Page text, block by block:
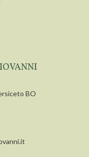
BO